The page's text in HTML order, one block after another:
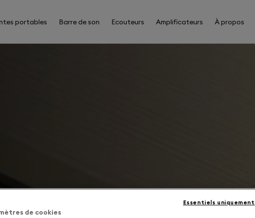
portables Barre de son Ecouteurs Amplificateurs À propos
de cookies
Essentiels uniquement